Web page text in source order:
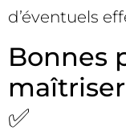
d’éventuels
Bonnes
✅